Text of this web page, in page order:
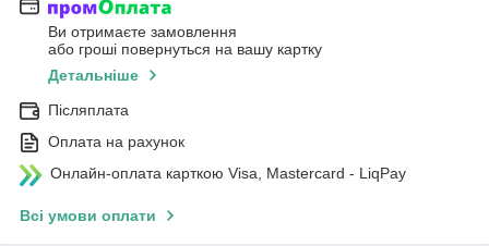
Ви отримаєте замовлення
або гроші повернуться на вашу картку
Детальніше
Післяплата
Оплата на рахунок
Онлайн-оплата карткою Visa, Mastercard - LiqPay
Всі умови оплати